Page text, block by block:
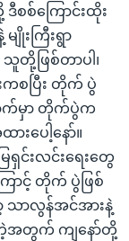
စစ်ကြောင်းထိုး
းကြီးရွာ
သူတို့ဖြစ်တာပါ၊
ကစပြီး တိုက် ပွဲ
က်မှာ တိုက်ပွဲက
းပေါ့နော်။
င်းလင်းရေးတွေ
ာင့် တိုက် ပွဲဖြစ်
ာလွန်အင်အားနဲ့
အတွက် ကျနော်တို့